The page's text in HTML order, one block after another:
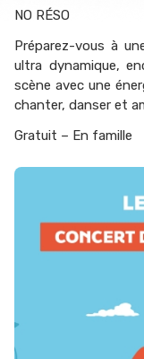
NO RÉSO
Préparez-vous à
ultra dynamique,
scène avec une
chanter, danser et
Gratuit – En famille